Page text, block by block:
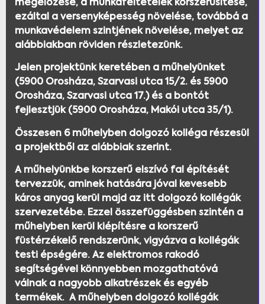
megelőzése, a munkafeltételek korszerűsítése,
ezáltal a versenyképesség növelése, továbbá a
munkavédelem szintjének növelése, melyet az
alábbiakban röviden részletezünk.
Jelen projektünk keretében a műhelyünket
(5900 Orosháza, Szarvasi utca 15/2. és 5900
Orosháza, Szarvasi utca 17.) és a bontót
fejlesztjük (5900 Orosháza, Makói utca 35/1).
Összesen 6 műhelyben dolgozó kolléga részesül
a projektből az alábbiak szerint.
A műhelyünkbe korszerű elszívó fal építését
tervezzük, aminek hatására jóval kevesebb
káros anyag kerül majd az itt dolgozó kollégák
szervezetébe. Ezzel összefüggésben szintén a
műhelyben kerül kiépítésre a korszerű
füstérzékelő rendszerünk, vigyázva a kollégák
testi épségére. Az elektromos rakodó
segítségével könnyebben mozgathatóvá
válnak a nagyobb alkatrészek és egyéb
termékek. A műhelyben dolgozó kollégák